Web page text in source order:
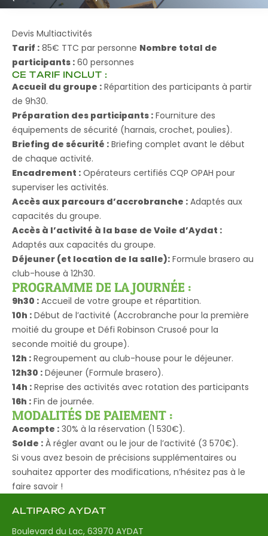
Devis Multiactivités
Tarif : 85€ TTC par personne Nombre total de
participants : 60 personnes
CE TARIF INCLUT :
Accueil du groupe : Répartition des participants à partir
de 9h30.
Préparation des participants : Fourniture des
équipements de sécurité (harnais, crochet, poulies).
Briefing de sécurité : Briefing complet avant le début
de chaque activité.
Encadrement : Opérateurs certifiés CQP OPAH pour
superviser les activités.
Accès aux parcours d’accrobranche : Adaptés aux
capacités du groupe.
Accès à l’activité à la base de Voile d’Aydat :
Adaptés aux capacités du groupe.
Déjeuner (et location de la salle): Formule brasero au
club-house à 12h30.
PROGRAMME DE LA JOURNÉE :
9h30 : Accueil de votre groupe et répartition.
10h : Début de l’activité (Accrobranche pour la première
moitié du groupe et Défi Robinson Crusoé pour la
seconde moitié du groupe).
12h : Regroupement au club-house pour le déjeuner.
12h30 : Déjeuner (Formule brasero).
14h : Reprise des activités avec rotation des participants
16h : Fin de journée.
MODALITÉS DE PAIEMENT :
Acompte : 30% à la réservation (1 530€).
Solde : À régler avant ou le jour de l’activité (3 570€).
Si vous avez besoin de précisions supplémentaires ou
souhaitez apporter des modifications, n’hésitez pas à le
faire savoir !
ALTIPARC AYDAT
Boulevard du Lac, 63970 AYDAT